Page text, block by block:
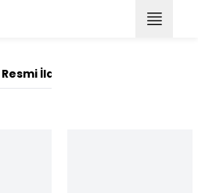
Resmi İlanlar